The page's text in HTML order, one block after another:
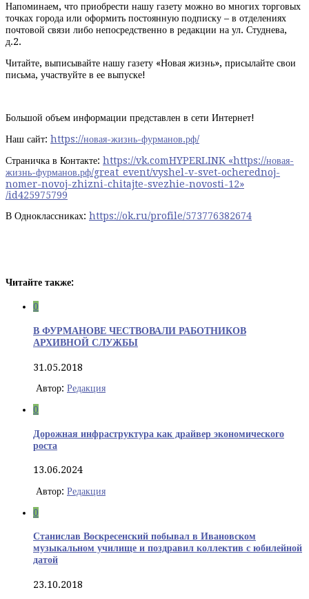
Напоминаем, что приобрести нашу газету можно во многих торговых
точках города или оформить постоянную подписку – в отделениях
почтовой связи либо непосредственно в редакции на ул. Студнева,
д.2.
Читайте, выписывайте нашу газету «Новая жизнь», присылайте свои
письма, участвуйте в ее выпуске!
Большой объем информации представлен в сети Интернет!
Наш сайт: https://новая-жизнь-фурманов.рф/
Страничка в Контакте: https://vk.comHYPERLINK «https://новая-
жизнь-фурманов.рф/great_event/vyshel-v-svet-ocherednoj-
nomer-novoj-zhizni-chitajte-svezhie-novosti-12»
/id425975799
В Одноклассниках: https://ok.ru/profile/573776382674
Читайте также:
0
В ФУРМАНОВЕ ЧЕСТВОВАЛИ РАБОТНИКОВ
АРХИВНОЙ СЛУЖБЫ
31.05.2018
Автор: Редакция
0
Дорожная инфраструктура как драйвер экономического
роста
13.06.2024
Автор: Редакция
0
Станислав Воскресенский побывал в Ивановском
музыкальном училище и поздравил коллектив с юбилейной
датой
23.10.2018